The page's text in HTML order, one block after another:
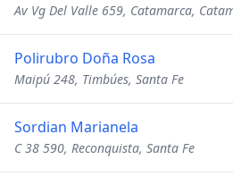
Av Vg Del Valle 659, Catamarca,
Polirubro Doña Rosa
Maipú 248, Timbúes, Santa Fe
Sordian Marianela
C 38 590, Reconquista, Santa Fe